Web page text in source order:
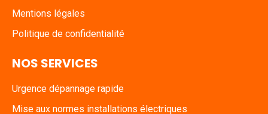
Mentions légales
Politique de confidentialité
NOS SERVICES
Urgence dépannage rapide
Mise aux normes installations électriques